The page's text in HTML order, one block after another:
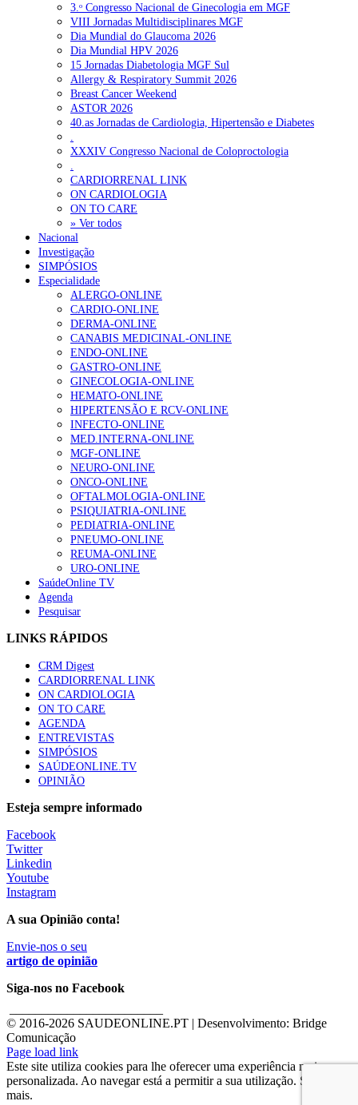
3.ᵒ Congresso Nacional de Ginecologia em MGF
VIII Jornadas Multidisciplinares MGF
Dia Mundial do Glaucoma 2026
Dia Mundial HPV 2026
15 Jornadas Diabetologia MGF Sul
Allergy & Respiratory Summit 2026
Breast Cancer Weekend
ASTOR 2026
40.as Jornadas de Cardiologia, Hipertensão e Diabetes
XXXIV Congresso Nacional de Coloproctologia
CARDIORRENAL LINK
ON CARDIOLOGIA
ON TO CARE
» Ver todos
Nacional
Investigação
SIMPÓSIOS
Especialidade
ALERGO-ONLINE
CARDIO-ONLINE
DERMA-ONLINE
CANABIS MEDICINAL-ONLINE
ENDO-ONLINE
GASTRO-ONLINE
GINECOLOGIA-ONLINE
HEMATO-ONLINE
HIPERTENSÃO E RCV-ONLINE
INFECTO-ONLINE
MED.INTERNA-ONLINE
MGF-ONLINE
NEURO-ONLINE
ONCO-ONLINE
OFTALMOLOGIA-ONLINE
PSIQUIATRIA-ONLINE
PEDIATRIA-ONLINE
PNEUMO-ONLINE
REUMA-ONLINE
URO-ONLINE
SaúdeOnline TV
Agenda
Pesquisar
LINKS RÁPIDOS
CRM Digest
CARDIORRENAL LINK
ON CARDIOLOGIA
ON TO CARE
AGENDA
ENTREVISTAS
SIMPÓSIOS
SAÚDEONLINE.TV
OPINIÃO
Esteja sempre informado
Facebook
Twitter
Linkedin
Youtube
Instagram
A sua Opinião conta!
Envie-nos o seu
artigo de opinião
Siga-nos no Facebook
© 2016-2026 SAUDEONLINE.PT | Desenvolvimento: Bridge
Comunicação
Page load link
Este site utiliza cookies para lhe oferecer uma experiência mais
personalizada. Ao navegar está a permitir a sua utilização. Saber
mais.